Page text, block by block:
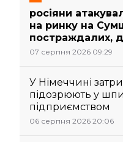
росіяни
на ринку на
постраждалих,
07 серпня 2026 09:29
У Німеччині
підозрюють у
підприємством
06 серпня 2026 20:06